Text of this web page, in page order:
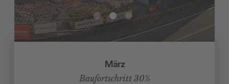
März
Baufortschritt 30%